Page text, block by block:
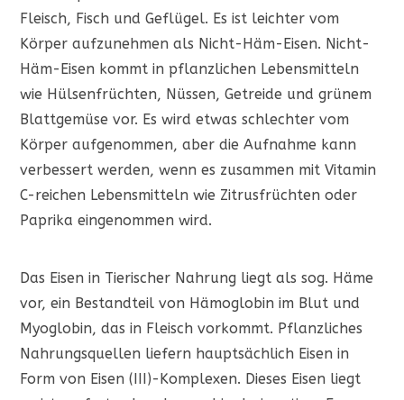
Fleisch, Fisch und Geflügel. Es ist leichter vom
Körper aufzunehmen als Nicht-Häm-Eisen. Nicht-
Häm-Eisen kommt in pflanzlichen Lebensmitteln
wie Hülsenfrüchten, Nüssen, Getreide und grünem
Blattgemüse vor. Es wird etwas schlechter vom
Körper aufgenommen, aber die Aufnahme kann
verbessert werden, wenn es zusammen mit Vitamin
C-reichen Lebensmitteln wie Zitrusfrüchten oder
Paprika eingenommen wird.
Das Eisen in Tierischer Nahrung liegt als sog. Häme
vor, ein Bestandteil von Hämoglobin im Blut und
Myoglobin, das in Fleisch vorkommt. Pflanzliches
Nahrungsquellen liefern hauptsächlich Eisen in
Form von Eisen (III)-Komplexen. Dieses Eisen liegt